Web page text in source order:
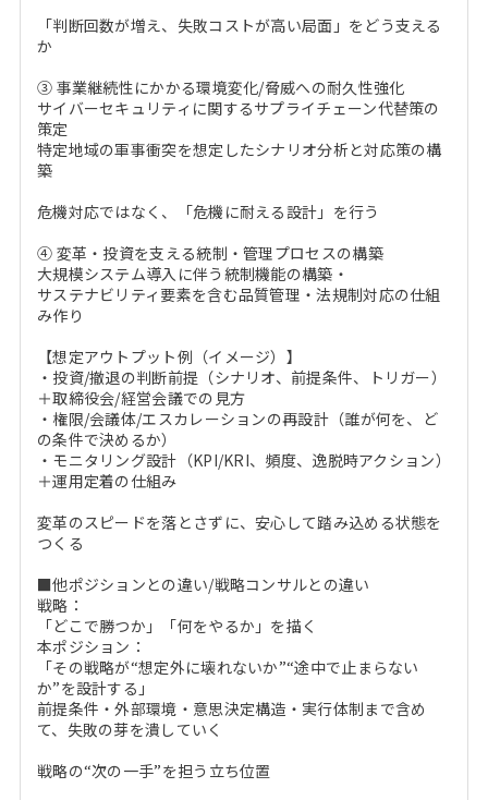
「判断回数が増え、失敗コストが高い局面」をどう支える
か
③ 事業継続性にかかる環境変化/脅威への耐久性強化
サイバーセキュリティに関するサプライチェーン代替策の
策定
特定地域の軍事衝突を想定したシナリオ分析と対応策の構
築
危機対応ではなく、「危機に耐える設計」を行う
④ 変革・投資を支える統制・管理プロセスの構築
大規模システム導入に伴う統制機能の構築・
サステナビリティ要素を含む品質管理・法規制対応の仕組
み作り
【想定アウトプット例（イメージ）】
・投資/撤退の判断前提（シナリオ、前提条件、トリガー）
＋取締役会/経営会議での見方
・権限/会議体/エスカレーションの再設計（誰が何を、ど
の条件で決めるか）
・モニタリング設計（KPI/KRI、頻度、逸脱時アクション）
＋運用定着の仕組み
変革のスピードを落とさずに、安心して踏み込める状態を
つくる
■他ポジションとの違い/戦略コンサルとの違い
戦略：
「どこで勝つか」「何をやるか」を描く
本ポジション：
「その戦略が“想定外に壊れないか”“途中で止まらない
か”を設計する」
前提条件・外部環境・意思決定構造・実行体制まで含め
て、失敗の芽を潰していく
戦略の“次の一手”を担う立ち位置